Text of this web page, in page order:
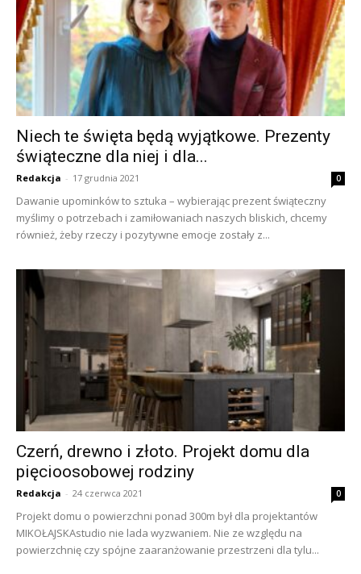
Niech te święta będą wyjątkowe. Prezenty
świąteczne dla niej i dla...
Redakcja - 17 grudnia 2021 0
Dawanie upominków to sztuka – wybierając prezent świąteczny
myślimy o potrzebach i zamiłowaniach naszych bliskich, chcemy
również, żeby rzeczy i pozytywne emocje zostały z...
Czerń, drewno i złoto. Projekt domu dla
pięcioosobowej rodziny
Redakcja - 24 czerwca 2021 0
Projekt domu o powierzchni ponad 300m był dla projektantów
MIKOŁAJSKAstudio nie lada wyzwaniem. Nie ze względu na
powierzchnię czy spójne zaaranżowanie przestrzeni dla tylu...